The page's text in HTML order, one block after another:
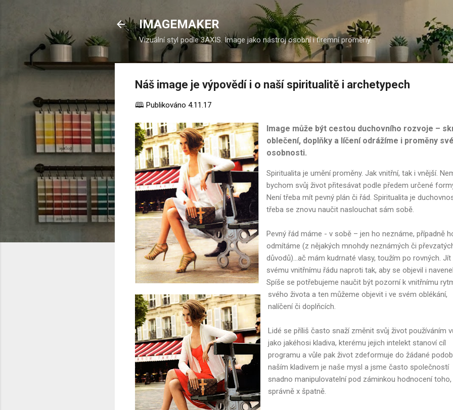
Přeskočit na hlavní obsah
IMAGEMAKER
Vizuální styl podle 3AXIS. Image jako nástroj osobní i firemní proměny.
Náš image je výpovědí i o naší spiritualitě i archetypech
🕮 Publikováno 4.11.17
Image může být cestou duchovního rozvoje –
oblečení, doplňky a líčení odrážíme i proměny své
osobnosti.
Spiritualita je umění proměny. Jak vnitřní, tak i vnější.
bychom svůj život přitesávat podle předem určené
Není třeba mít pevný plán či řád. Spiritualita je
třeba se znovu naučit naslouchat sám sobě.
Pevný řád máme - v sobě – jen ho neznáme, případně
odmítáme (z nějakých mnohdy neznámých či
důvodů)…ač mám kudrnaté vlasy, toužím po rovných. Jít
svému vnitřnímu řádu naproti tak, aby se objevil i
Spíše se potřebujeme naučit být pozorní k vnitřnímu
svého života a ten můžeme objevit i ve svém oblékání,
nalíčení či doplňcích.
Lidé se příliš často snaží změnit svůj život používáním
jako jakéhosi kladiva, kterému jejich intelekt stanoví cíl
programu a vůle pak život zdeformuje do žádané
naším kladivem je naše mysl a jsme často společností
snadno manipulovatelní pod záminkou hodnocení
správně x špatně.